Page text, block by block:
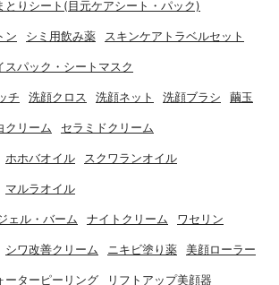
とりシート(目元ケアシート・パック)
ン シミ用飲み薬 スキンケアトラベルセット
スパック・シートマスク
チ 洗顔クロス 洗顔ネット 洗顔ブラシ 繭玉
クリーム セラミドクリーム
ホホバオイル スクワランオイル
マルラオイル
ェル・バーム ナイトクリーム ワセリン
シワ改善クリーム ニキビ塗り薬 美顔ローラー
ーターピーリング リフトアップ美顔器